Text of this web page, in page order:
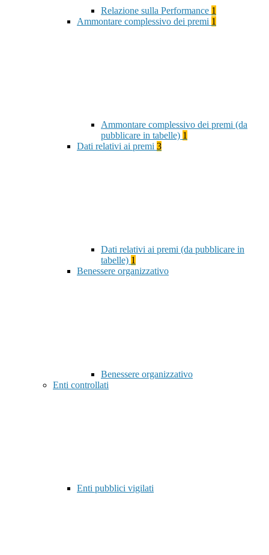
Relazione sulla Performance 1
Ammontare complessivo dei premi 1
Ammontare complessivo dei premi (da
pubblicare in tabelle) 1
Dati relativi ai premi 3
Dati relativi ai premi (da pubblicare in
tabelle) 1
Benessere organizzativo
Benessere organizzativo
Enti controllati
Enti pubblici vigilati